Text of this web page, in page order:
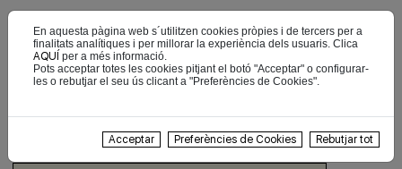
Disposen de maquinària
d'última generació tant en
injecció de plàstic, com en
En aquesta pàgina web s´utilitzen cookies pròpies i de tercers per a
finalitats analítiques i per millorar la experiència dels usuaris. Clica
AQUÍ per a més informació.
Pots acceptar totes les cookies pitjant el botó "Acceptar" o configurar-
les o rebutjar el seu ús clicant a "Preferències de Cookies".
Acceptar Preferències de Cookies Rebutjar tot